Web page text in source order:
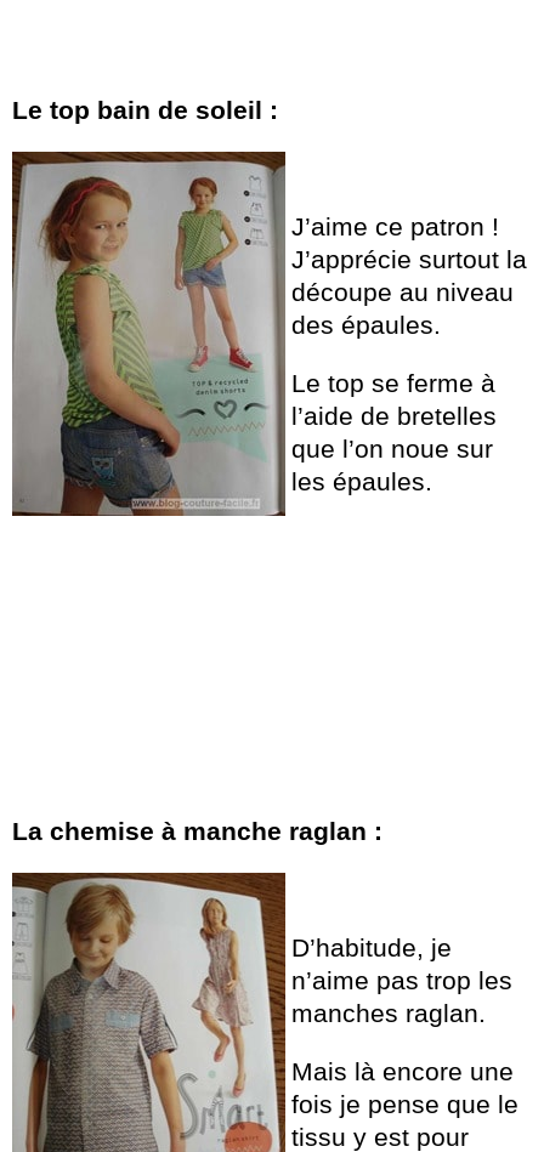
Le top bain de soleil :
J’aime ce patron !
J’apprécie surtout la
découpe au niveau
des épaules.
Le top se ferme à
l’aide de bretelles
que l’on noue sur
les épaules.
La chemise à manche raglan :
D’habitude, je
n’aime pas trop les
manches raglan.
Mais là encore une
fois je pense que le
tissu y est pour